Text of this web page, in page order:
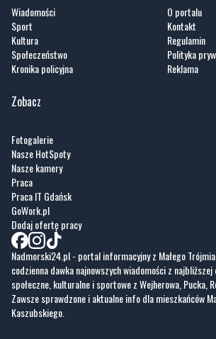
Wiadomości
Sport
Kultura
Społeczeństwo
Kronika policyjna
O portalu
Kontakt
Regulamin
Polityka
Reklama
Zobacz
Fotogalerie
Nasze HotSpoty
Nasze kamery
Praca
Praca IT Gdańsk
GoWork.pl
Dodaj ofertę pracy
Nadmorski24.pl - portal informacyjny z Małego
codzienna dawka najnowszych wiadomości z
społeczne, kulturalne i sportowe z Wejherowa, Pucka,
Zawsze sprawdzone i aktualne info dla mieszkańców
Kaszubskiego.